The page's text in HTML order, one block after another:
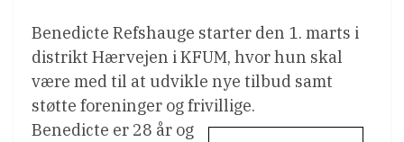
Benedicte Refshauge starter den 1. marts i
distrikt Hærvejen i KFUM, hvor hun skal
være med til at udvikle nye tilbud samt
støtte foreninger og frivillige.
Benedicte er 28 år og